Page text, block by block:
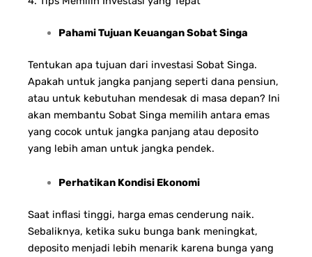
Pahami Tujuan Keuangan Sobat Singa
Tentukan apa tujuan dari investasi Sobat Singa.
Apakah untuk jangka panjang seperti dana pensiun,
atau untuk kebutuhan mendesak di masa depan? Ini
akan membantu Sobat Singa memilih antara emas
yang cocok untuk jangka panjang atau deposito
yang lebih aman untuk jangka pendek.
Perhatikan Kondisi Ekonomi
Saat inflasi tinggi, harga emas cenderung naik.
Sebaliknya, ketika suku bunga bank meningkat,
deposito menjadi lebih menarik karena bunga yang